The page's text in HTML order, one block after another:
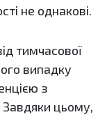
не однакові.
тимчасової
випадку
з
цьому,